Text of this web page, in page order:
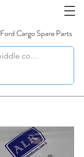
Ford Cargo Spare Parts